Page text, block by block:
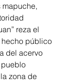
mapuche,
reza el
público
del acervo
zona de